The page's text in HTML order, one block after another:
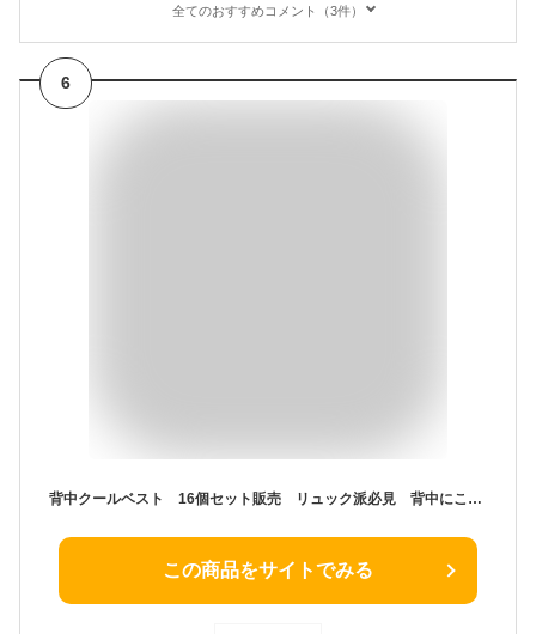
全てのおすすめコメント（3件）
6
背中クールベスト 16個セット販売 リュック派必見 背中にこもりがちな熱をやさしくクールダウン 使用前に冷蔵庫で冷やして下さい 背中 クールパッド 熱中症対策 販促品・景品・ノベルティ
この商品をサイトでみる